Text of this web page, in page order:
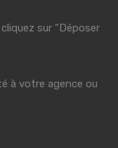
sur "Déposer
à votre agence ou